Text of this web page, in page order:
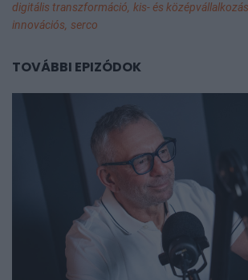
digitális transzformáció, kis- és
innovációs, serco
TOVÁBBI EPIZÓDOK